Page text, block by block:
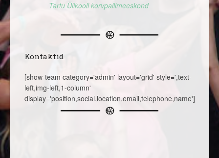
Tartu Ülikooli korvpallimeeskond
Kontaktid
[show-team category='admin' layout='grid' style=',text-
left,img-left,1-column'
display='position,social,location,email,telephone,name']